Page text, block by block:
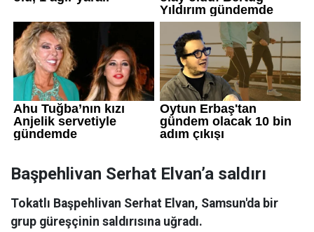
Başpehlivan Serhat Elvan’a saldırı
Tokatlı Başpehlivan Serhat Elvan, Samsun'da bir
grup güreşçinin saldırısına uğradı.